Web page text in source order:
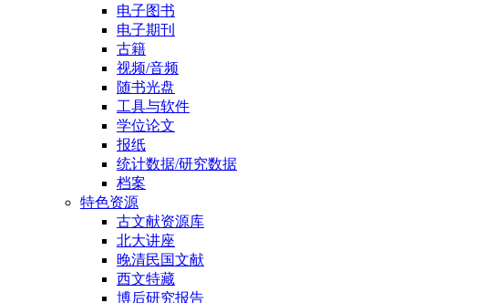
电子图书
电子期刊
古籍
视频/音频
随书光盘
工具与软件
学位论文
报纸
统计数据/研究数据
档案
特色资源
古文献资源库
北大讲座
晚清民国文献
西文特藏
博后研究报告